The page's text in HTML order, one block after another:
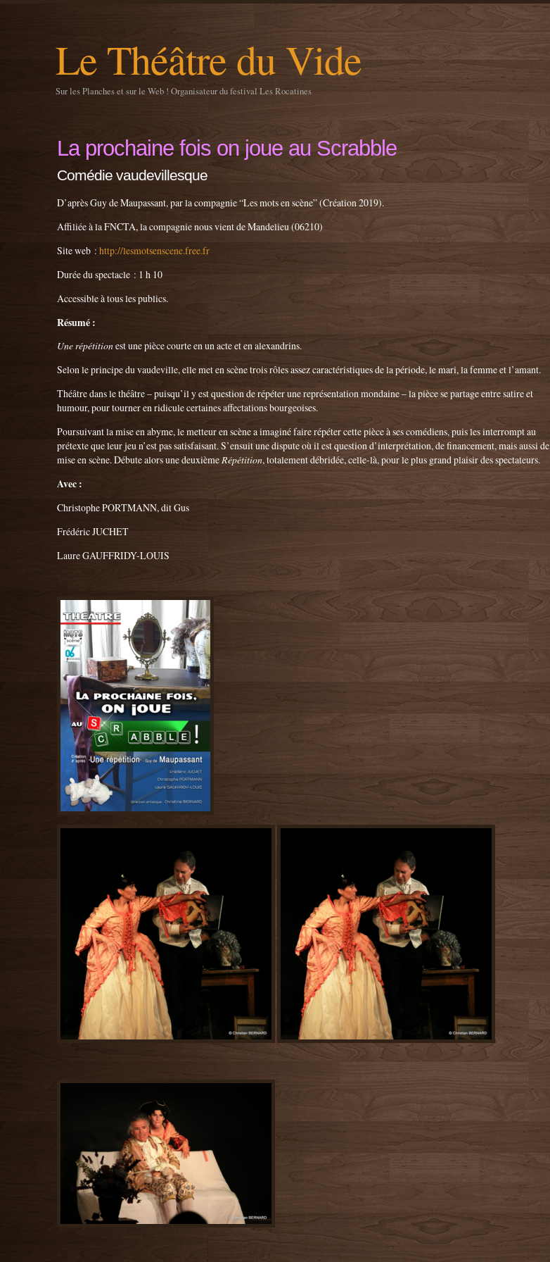
Le Théâtre du Vide
Sur les Planches et sur le Web ! Organisateur du festival Les Rocatines
La prochaine fois on joue au Scrabble
Comédie vaudevillesque
D’après Guy de Maupassant, par la compagnie “Les mots en scène” (Création 2019).
Affiliée à la FNCTA, la compagnie nous vient de Mandelieu (06210)
Site web :http://lesmotsenscene.free.fr
Durée du spectacle : 1 h 10
Accessible à tous les publics.
Résumé :
Une répétitionest une pièce courte en un acte et en alexandrins.
Selon le principe du vaudeville, elle met en scène trois rôles assez caractéristiques de la période, le mari, la femme et l’amant.
Théâtre dans le théâtre – puisqu’il y est question de répéter une représentation mondaine – la pièce se partage entre satire et
humour, pour tourner en ridicule certaines affectations bourgeoises.
Poursuivant la mise en abyme, le metteur en scène a imaginé faire répéter cette pièce à ses comédiens, puis les interrompt au
prétexte que leur jeu n’est pas satisfaisant. S’ensuit une dispute où il est question d’interprétation, de financement, mais aussi de
mise en scène. Débute alors une deuxièmeRépétition, totalement débridée, celle-là, pour le plus grand plaisir des spectateurs.
Avec :
Christophe PORTMANN, dit Gus
Frédéric JUCHET
Laure GAUFFRIDY-LOUIS